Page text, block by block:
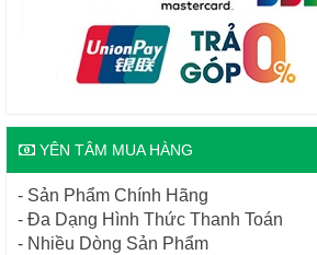
YÊN TÂM MUA HÀNG
- Sản Phẩm Chính Hãng
- Đa Dạng Hình Thức Thanh Toán
- Nhiều Dòng Sản Phẩm